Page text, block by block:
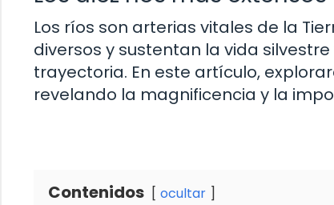
Los ríos son arterias vitales de la
diversos y sustentan la vida
trayectoria. En este artículo,
revelando la magnificencia y la
Contenidos ocultar